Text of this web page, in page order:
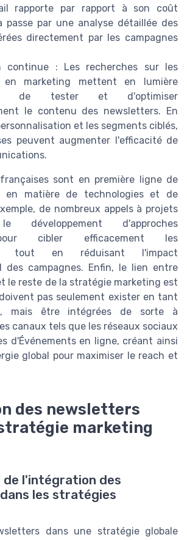
rapporte par rapport à son coût
passe par une analyse détaillée des
directement par les campagnes
continue : Les recherches sur les
en marketing mettent en lumière
de tester et d'optimiser
le contenu des newsletters. En
et les segments ciblés,
peuvent augmenter l'efficacité de
sont en première ligne de
en matière de technologies et de
de nombreux appels à projets
développement d'approches
cibler efficacement les
tout en réduisant l'impact
des campagnes. Enfin, le lien entre
le reste de la stratégie marketing est
pas seulement exister en tant
mais être intégrées de sorte à
canaux tels que les réseaux sociaux
d'Événements en ligne, créant ainsi
global pour maximiser le reach et
des newsletters
marketing
de l'intégration des
les stratégies
dans une stratégie globale